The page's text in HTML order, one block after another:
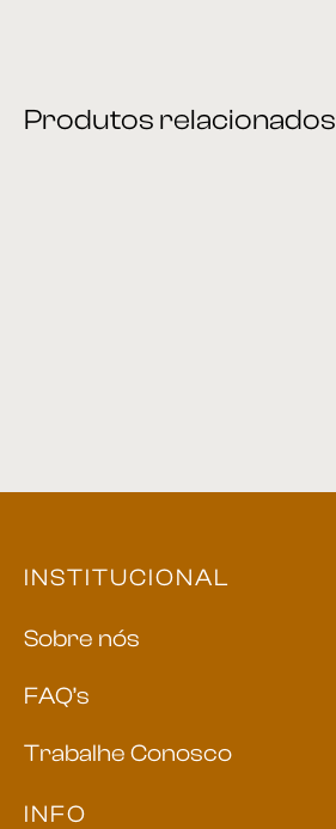
Produtos relacionados
INSTITUCIONAL
Sobre nós
FAQ’s
Trabalhe Conosco
INFO